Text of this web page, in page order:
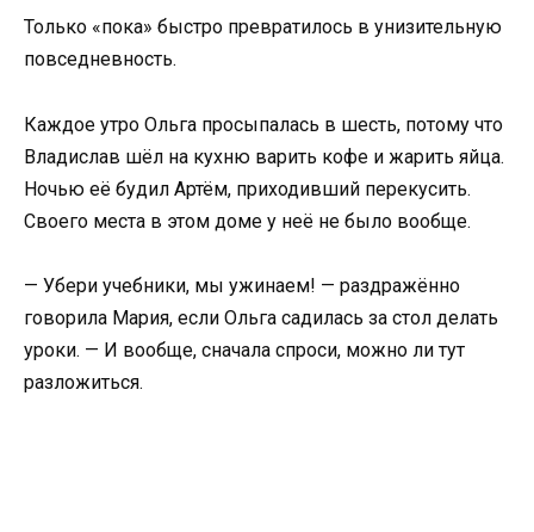
Только «пока» быстро превратилось в унизительную
повседневность.
Каждое утро Ольга просыпалась в шесть, потому что
Владислав шёл на кухню варить кофе и жарить яйца.
Ночью её будил Артём, приходивший перекусить.
Своего места в этом доме у неё не было вообще.
— Убери учебники, мы ужинаем! — раздражённо
говорила Мария, если Ольга садилась за стол делать
уроки. — И вообще, сначала спроси, можно ли тут
разложиться.